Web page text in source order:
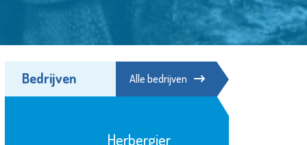
Bedrijven Alle bedrijven
Scholengemeenschap